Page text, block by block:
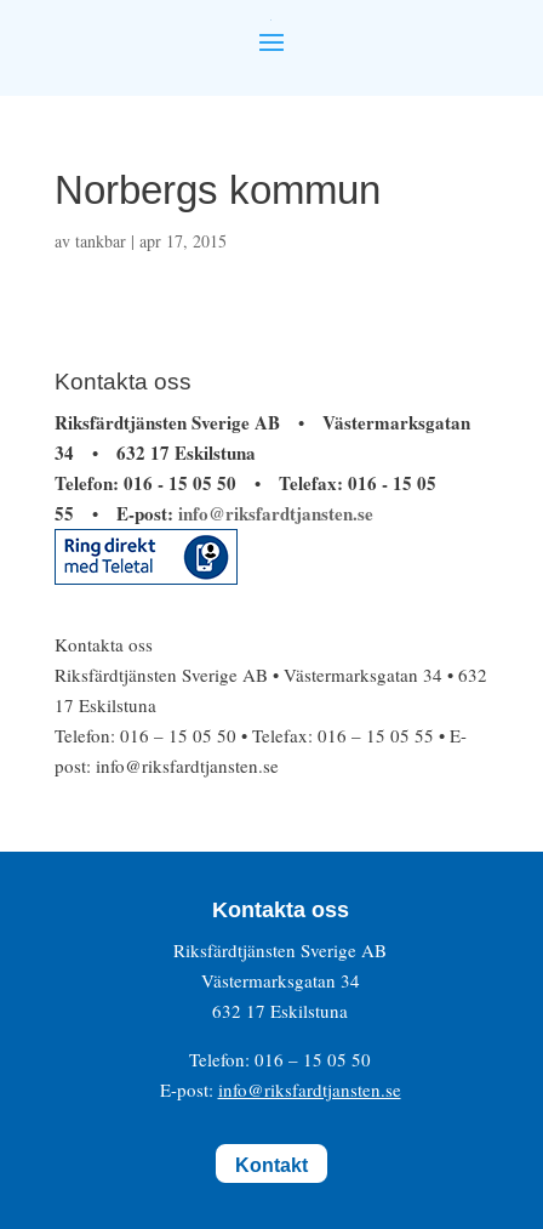
Norbergs kommun
av tankbar| apr 17, 2015
Kontakta oss
Riksfärdtjänsten Sverige AB• Västermarksgatan
34 • 632 17 Eskilstuna
Telefon: 016 - 15 05 50 • Telefax: 016 - 15 05
55 • E-post: info@riksfardtjansten.se
Kontakta oss
Riksfärdtjänsten Sverige AB • Västermarksgatan 34 • 632
17 Eskilstuna
Telefon: 016 – 15 05 50 • Telefax: 016 – 15 05 55 • E-
post: info@riksfardtjansten.se
Kontakta oss
Riksfärdtjänsten Sverige AB
Västermarksgatan 34
632 17 Eskilstuna
Telefon: 016 – 15 05 50
E-post: info@riksfardtjansten.se
Kontakt